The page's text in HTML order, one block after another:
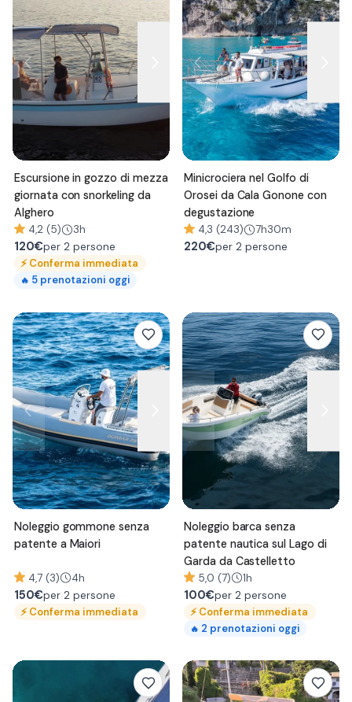
Escursione in gozzo di mezza
giornata con snorkeling da
Alghero
4,2 (5) 3h
120€per 2 persone
⚡Conferma immediata
🔥 5 prenotazioni oggi
Minicrociera nel Golfo di
Orosei da Cala Gonone con
degustazione
4,3 (243) 7h30m
220€per 2 persone
Noleggio gommone senza
patente a Maiori
4,7 (3) 4h
150€per 2 persone
⚡Conferma immediata
Noleggio barca senza
patente nautica sul Lago di
Garda da Castelletto
5,0 (7) 1h
100€per 2 persone
⚡Conferma immediata
🔥 2 prenotazioni oggi